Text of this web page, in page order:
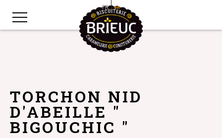
FR en
TORCHON NID
D'ABEILLE "
BIGOUCHIC "